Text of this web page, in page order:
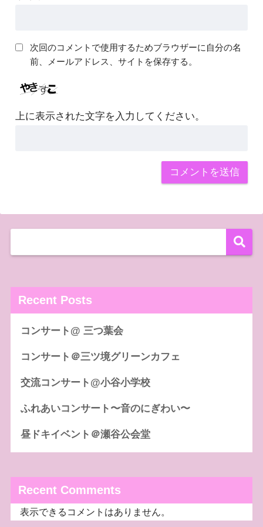
次回のコメントで使用するためブラウザーに自分の名
前、メールアドレス、サイトを保存する。
上に表示された文字を入力してください。
Recent Posts
コンサート@ 三つ葉会
コンサート＠三ツ境グリーンカフェ
交流コンサート@小谷小学校
ふれあいコンサート〜音のにぎわい〜
昼ドキイベント＠瀬谷公会堂
Recent Comments
表示できるコメントはありません。